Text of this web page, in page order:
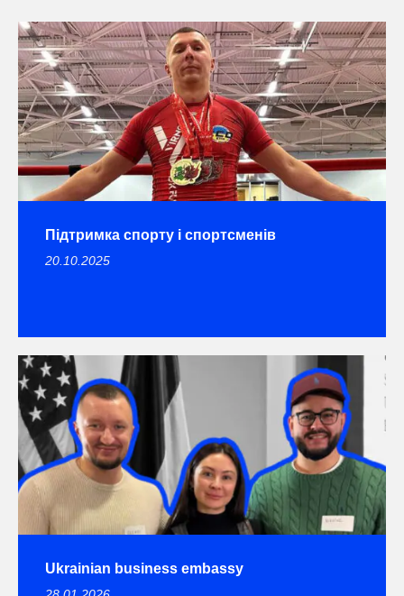
Підтримка спорту і спортсменів
20.10.2025
Ukrainian business embassy